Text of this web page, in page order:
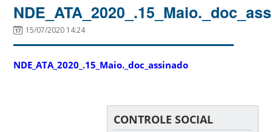
15/07/2020 14:24
NDE_ATA_2020_.15_Maio._doc_assinado
CONTROLE SOCIAL